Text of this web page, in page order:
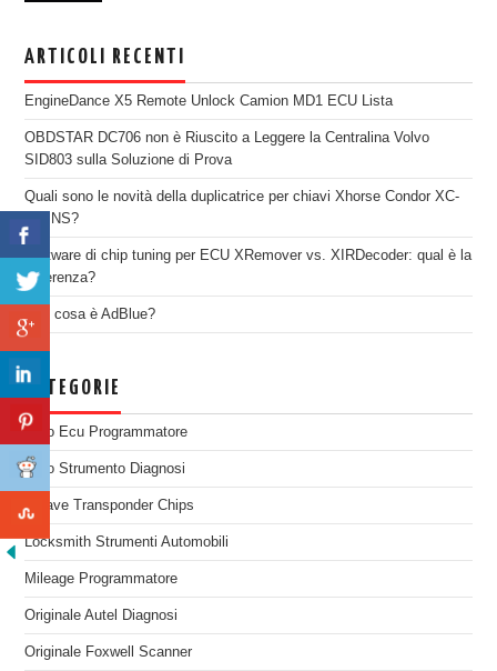
ARTICOLI RECENTI
EngineDance X5 Remote Unlock Camion MD1 ECU Lista
OBDSTAR DC706 non è Riuscito a Leggere la Centralina Volvo
SID803 sulla Soluzione di Prova
Quali sono le novità della duplicatrice per chiavi Xhorse Condor XC-
TWINS?
Software di chip tuning per ECU XRemover vs. XIRDecoder: qual è la
differenza?
Che cosa è AdBlue?
CATEGORIE
Auto Ecu Programmatore
Auto Strumento Diagnosi
Chiave Transponder Chips
Locksmith Strumenti Automobili
Mileage Programmatore
Originale Autel Diagnosi
Originale Foxwell Scanner